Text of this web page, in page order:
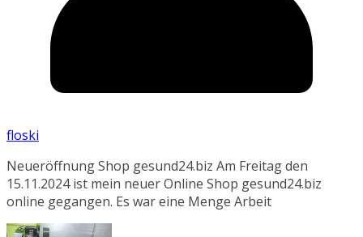
floski
Neueröffnung Shop gesund24.biz Am Freitag den
15.11.2024 ist mein neuer Online Shop gesund24.biz
online gegangen. Es war eine Menge Arbeit